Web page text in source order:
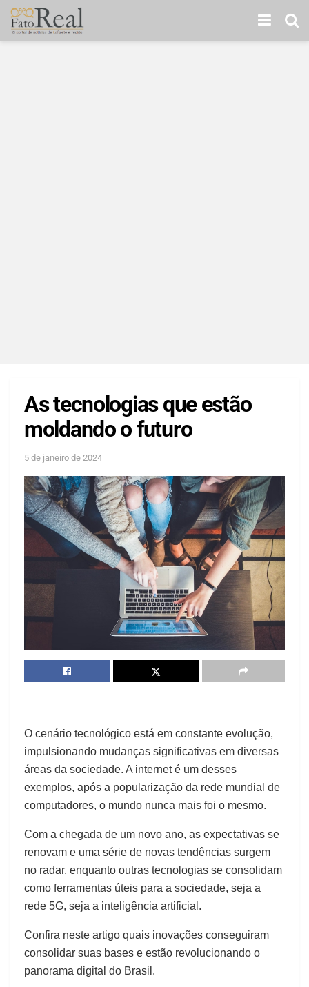
As tecnologias que estão
moldando o futuro
5 de janeiro de 2024
O cenário tecnológico está em constante evolução,
impulsionando mudanças significativas em diversas
áreas da sociedade. A internet é um desses
exemplos, após a popularização da rede mundial de
computadores, o mundo nunca mais foi o mesmo.
Com a chegada de um novo ano, as expectativas se
renovam e uma série de novas tendências surgem
no radar, enquanto outras tecnologias se consolidam
como ferramentas úteis para a sociedade, seja a
rede 5G, seja a inteligência artificial.
Confira neste artigo quais inovações conseguiram
consolidar suas bases e estão revolucionando o
panorama digital do Brasil.